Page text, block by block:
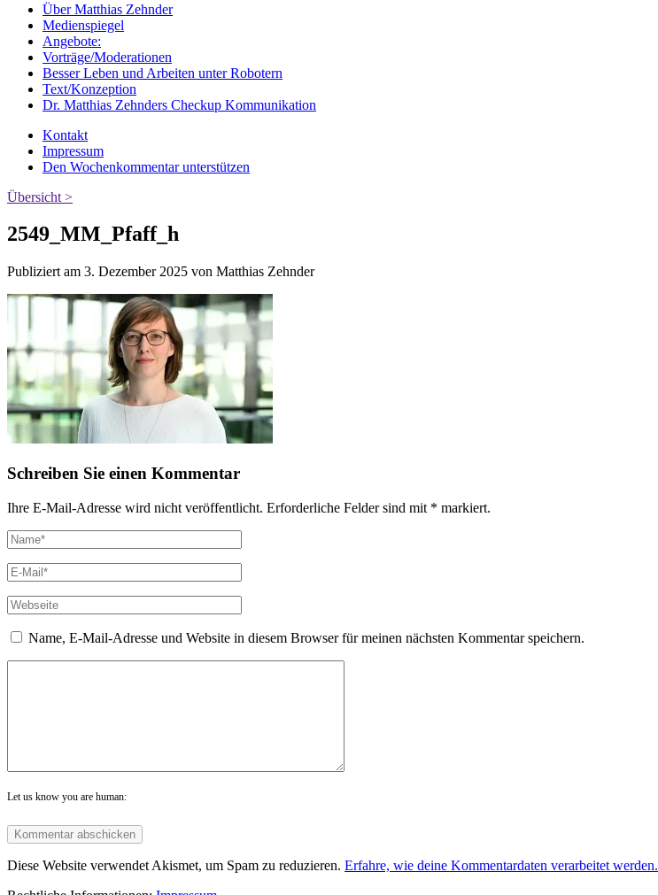
Über Matthias Zehnder
Medienspiegel
Angebote:
Vorträge/Moderationen
Besser Leben und Arbeiten unter Robotern
Text/Konzeption
Dr. Matthias Zehnders Checkup Kommunikation
Kontakt
Impressum
Den Wochenkommentar unterstützen
Übersicht >
2549_MM_Pfaff_h
Publiziert am 3. Dezember 2025 von Matthias Zehnder
Schreiben Sie einen Kommentar
Ihre E-Mail-Adresse wird nicht veröffentlicht. Erforderliche Felder sind mit * markiert.
Name, E-Mail-Adresse und Website in diesem Browser für meinen nächsten Kommentar speichern.
Let us know you are human:
Diese Website verwendet Akismet, um Spam zu reduzieren. Erfahre, wie deine Kommentardaten verarbeitet werden.